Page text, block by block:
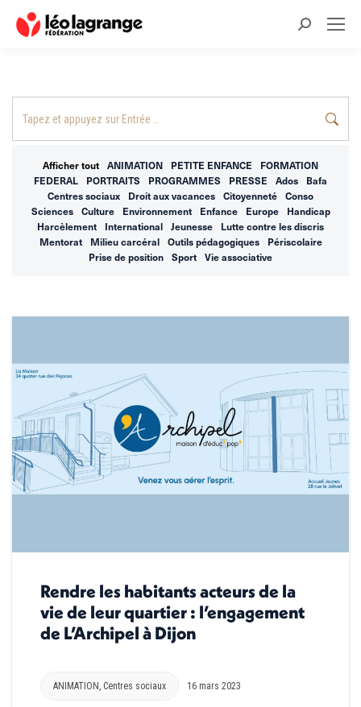
Recherche
Afficher tout ANIMATION PETITE ENFANCE
FORMATION
FEDERAL
PORTRAITS PROGRAMMES PRESSE Ados
Bafa
Centres sociaux
Droit aux vacances Citoyenneté
Conso
Sciences
Culture Environnement Enfance Europe
Handicap
Harcèlement
International Jeunesse
Lutte contre les discris
Mentorat
Milieu carcéral Outils pédagogiques
Périscolaire
Prise de position
Sport Vie associative
Rendre les habitants acteurs de la
vie de leur quartier : l’engagement
de L’Archipel à Dijon
ANIMATION, Centres sociaux 16 mars 2023